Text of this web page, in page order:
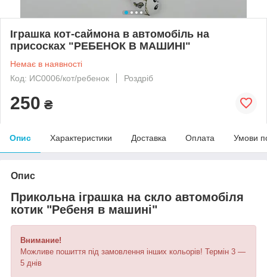
Іграшка кот-саймона в автомобіль на
присосках "РЕБЕНОК В МАШИНІ"
Немає в наявності
Код: ИС0006/кот/ребенок
Роздріб
250 ₴
Опис Характеристики Доставка Оплата Умови
Опис
Прикольна іграшка на скло автомобіля
котик "Ребеня в машині"
Внимание!
Можливе пошиття під замовлення інших кольорів! Термін 3 —
5 днів